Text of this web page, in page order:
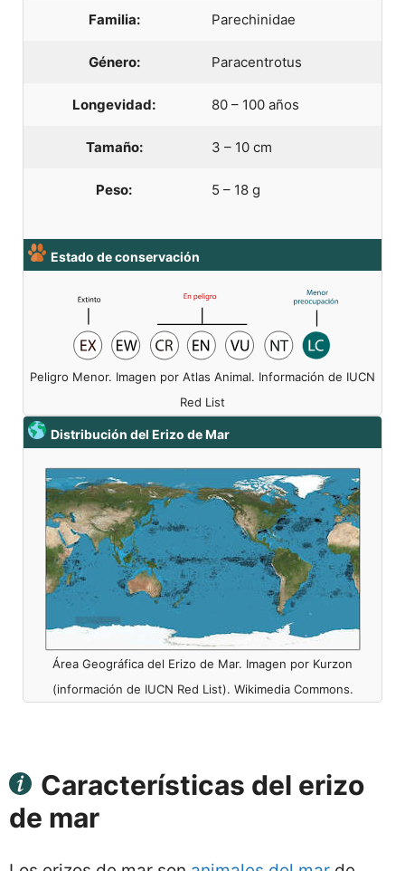
Familia: Parechinidae
Género: Paracentrotus
Longevidad: 80 – 100 años
Tamaño: 3 – 10 cm
Peso: 5 – 18 g
Estado de conservación
Peligro Menor. Imagen por Atlas Animal. Información de IUCN
Red List
Distribución del Erizo de Mar
Área Geográfica del Erizo de Mar. Imagen por Kurzon
(información de IUCN Red List). Wikimedia Commons.
Características del erizo
de mar